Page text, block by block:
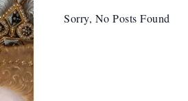
Sorry, No Posts Found